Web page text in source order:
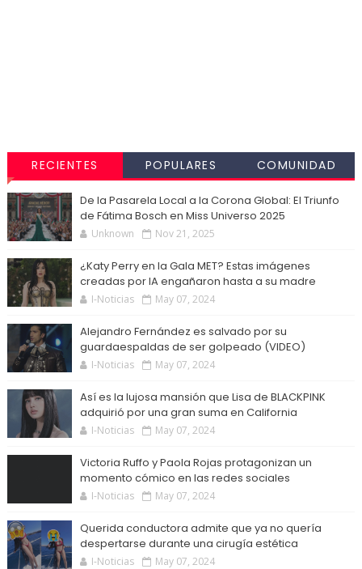
RECIENTES POPULARES COMUNIDAD
De la Pasarela Local a la Corona Global: El Triunfo
de Fátima Bosch en Miss Universo 2025
Unknown Nov 21, 2025
¿Katy Perry en la Gala MET? Estas imágenes
creadas por IA engañaron hasta a su madre
I-Noticias May 07, 2024
Alejandro Fernández es salvado por su
guardaespaldas de ser golpeado (VIDEO)
I-Noticias May 07, 2024
Así es la lujosa mansión que Lisa de BLACKPINK
adquirió por una gran suma en California
I-Noticias May 07, 2024
Victoria Ruffo y Paola Rojas protagonizan un
momento cómico en las redes sociales
I-Noticias May 07, 2024
Querida conductora admite que ya no quería
despertarse durante una cirugía estética
I-Noticias May 07, 2024